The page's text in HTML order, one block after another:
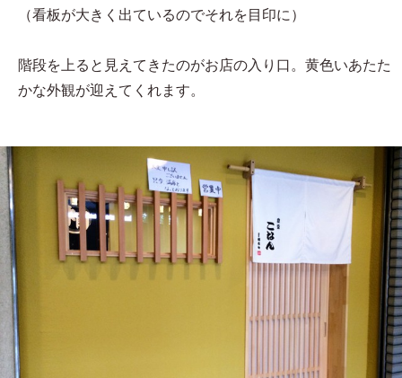
（看板が大きく出ているのでそれを目印に）
階段を上ると見えてきたのがお店の入り口。黄色いあたた
かな外観が迎えてくれます。